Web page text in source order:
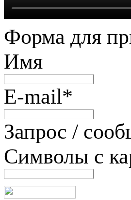
Форма для
Имя
E-mail*
Запрос /
Символы с